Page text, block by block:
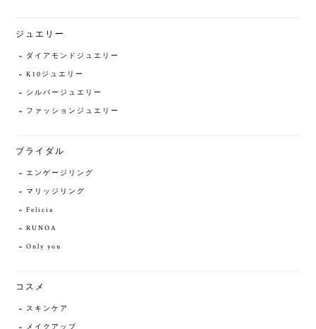
ジュエリー
ダイアモンドジュエリー
K10ジュエリー
シルバージュエリー
ファッションジュエリー
ブライダル
エンゲージリング
マリッジリング
Felicia
RUNOA
Only you
コスメ
スキンケア